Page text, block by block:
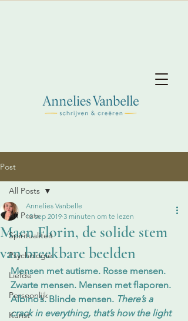
Post
All Posts
Spiritualiteit
Psychologie
Liefde
Persoonlijk
Kunst
All Posts
Maen Florin, de solide stem
van breekbare beelden
Annelies Vanbelle
12 sep 2019 3 minuten om te lezen
Mensen met autisme. Rosse mensen.
Zwarte mensen. Mensen met flaporen.
Albino’s. Blinde mensen. There’s a
crack in everything, that’s how the light